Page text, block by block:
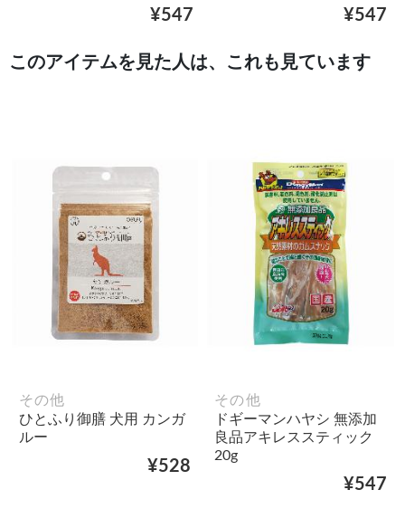
¥547 ¥547
このアイテムを見た人は、これも見ています
その他
ひとふり御膳 犬用 カンガ
ルー
¥528
その他
ドギーマンハヤシ 無添加
良品アキレススティック
20g
¥547